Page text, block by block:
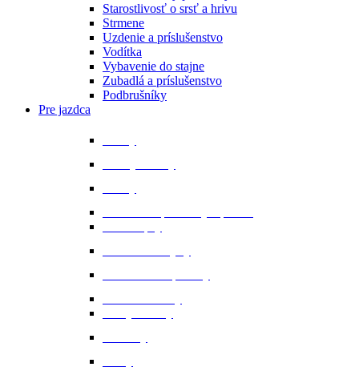
Starostlivosť o srsť a hrivu
Strmene
Uzdenie a príslušenstvo
Vodítka
Vybavenie do stajne
Zubadlá a príslušenstvo
Podbrušníky
Pre jazdca